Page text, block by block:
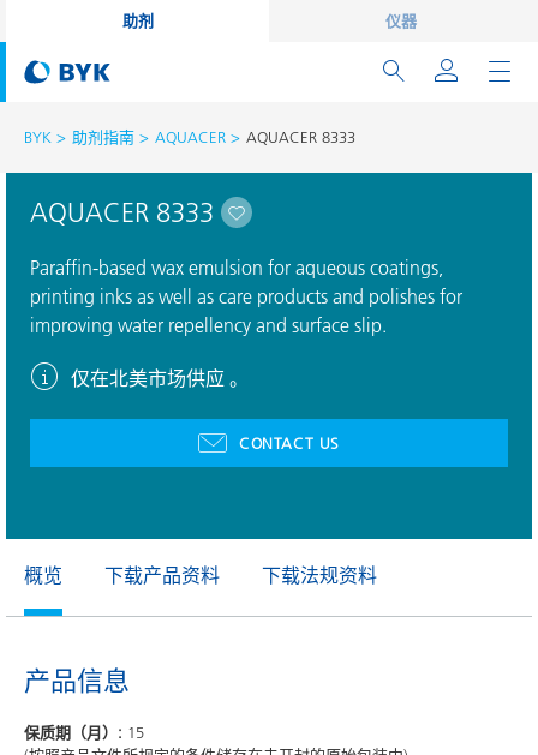
助剂 仪器
BYK 助剂指南 AQUACER AQUACER 8333
AQUACER 8333
Paraffin-based wax emulsion for aqueous coatings,
printing inks as well as care products and polishes for
improving water repellency and surface slip.
仅在北美市场供应 。
CONTACT US
概览 下载产品资料 下载法规资料
产品信息
保质期（月）: 15